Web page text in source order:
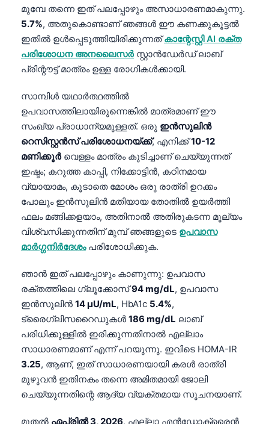
മുമ്പേ തന്നെ ഇത് പലപ്പോഴും അസാധാരണമാകുന്നു.
5.7%, അതുകൊണ്ടാണ് ഞങ്ങൾ ഈ കണക്കുകൂട്ടൽ
ഇതിൽ ഉൾപ്പെടുത്തിയിരിക്കുന്നത്കാന്റേസ്റ്റി AI രക്ത
പരിശോധന അനലൈസർ സ്റ്റാൻഡേർഡ് ലാബ്
പ്രിന്റൗട്ട് മാത്രം ഉള്ള രോഗികൾക്കായി.
സാമ്പിൾ യഥാർത്ഥത്തിൽ
ഉപവാസത്തിലായിരുന്നെങ്കിൽ മാത്രമാണ് ഈ
സംഖ്യ പ്രാധാന്യമുള്ളത്. ഒരു ഇൻസുലിൻ
റെസിസ്റ്റൻസ് പരിശോധനയ്ക്ക്, എനിക്ക്10-12
മണിക്കൂർ വെള്ളം മാത്രം കുടിച്ചാണ് ചെയ്യുന്നത്
ഇഷ്ടം; കറുത്ത കാപ്പി, നിക്കോട്ടിൻ, കഠിനമായ
വ്യായാമം, കൂടാതെ മോശം ഒരു രാത്രി ഉറക്കം
പോലും ഇൻസുലിൻ മതിയായ തോതിൽ ഉയർത്തി
ഫലം മങ്ങിക്കളയാം, അതിനാൽ അതിരുകടന്ന മൂല്യം
വിശ്വസിക്കുന്നതിന് മുമ്പ് ഞങ്ങളുടെ ഉപവാസ
മാർഗ്ഗനിർദേശംപരിശോധിക്കുക.
ഞാൻ ഇത് പലപ്പോഴും കാണുന്നു: ഉപവാസ
രക്തത്തിലെ ഗ്ലൂക്കോസ്94 mg/dL, ഉപവാസ
ഇൻസുലിൻ 14 µU/mL, HbA1c 5.4%,
ട്രൈഗ്ലിസറൈഡുകൾ 186 mg/dL ലാബ്
പരിധിക്കുള്ളിൽ ഇരിക്കുന്നതിനാൽ എല്ലാം
സാധാരണമാണ് എന്ന് പറയുന്നു. ഇവിടെ HOMA-IR
3.25, ആണ്, ഇത് സാധാരണയായി കരൾ രാത്രി
മുഴുവൻ ഇതിനകം തന്നെ അമിതമായി ജോലി
ചെയ്യുന്നതിന്റെ ആദ്യ വ്യക്തമായ സൂചനയാണ്.
മുതൽ ഏപ്രിൽ 3, 2026, എല്ലാ എൻഡോക്രൈൻ